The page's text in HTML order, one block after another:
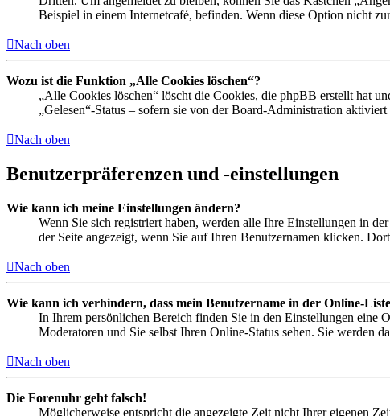
Beispiel in einem Internetcafé, befinden. Wenn diese Option nicht
Nach oben
Wozu ist die Funktion „Alle Cookies löschen“?
„Alle Cookies löschen“ löscht die Cookies, die phpBB erstellt hat
„Gelesen“-Status – sofern sie von der Board-Administration
Nach oben
Benutzerpräferenzen und -einstellungen
Wie kann ich meine Einstellungen ändern?
Wenn Sie sich registriert haben, werden alle Ihre Einstellungen in
der Seite angezeigt, wenn Sie auf Ihren Benutzernamen klicken.
Nach oben
Wie kann ich verhindern, dass mein Benutzername in der Online-
In Ihrem persönlichen Bereich finden Sie in den Einstellungen eine
Moderatoren und Sie selbst Ihren Online-Status sehen. Sie werden
Nach oben
Die Forenuhr geht falsch!
Möglicherweise entspricht die angezeigte Zeit nicht Ihrer eigenen